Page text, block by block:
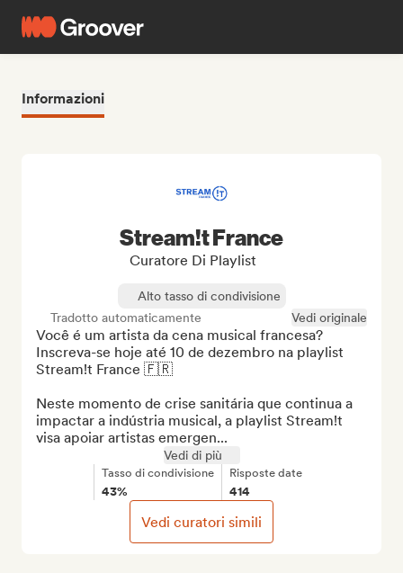
Informazioni
Stream!t France
Curatore Di Playlist
Alto tasso di condivisione
Tradotto automaticamente
Vedi originale
Você é um artista da cena musical francesa?
Inscreva-se hoje até 10 de dezembro na playlist
Stream!t France 🇫🇷
Neste momento de crise sanitária que continua a
impactar a indústria musical, a playlist Stream!t
visa apoiar artistas emergen...
Vedi di più
Tasso di condivisione
43%
Risposte date
414
Vedi curatori simili